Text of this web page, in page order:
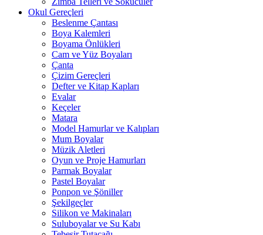
Okul Gereçleri
Beslenme Çantası
Boya Kalemleri
Boyama Önlükleri
Cam ve Yüz Boyaları
Çanta
Çizim Gereçleri
Defter ve Kitap Kapları
Evalar
Keçeler
Matara
Model Hamurlar ve Kalıpları
Mum Boyalar
Müzik Aletleri
Oyun ve Proje Hamurları
Parmak Boyalar
Pastel Boyalar
Ponpon ve Şöniller
Şekilgeçler
Silikon ve Makinaları
Suluboyalar ve Su Kabı